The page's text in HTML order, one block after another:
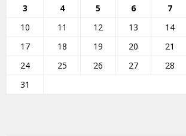
3
4 5 6 7
10
11 12 13 14
17
18 19 20 21
24
25 26 27 28
31